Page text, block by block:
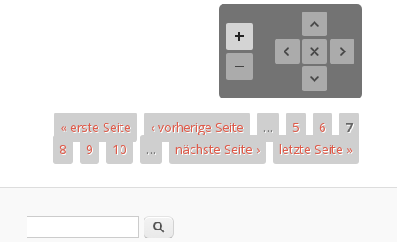
« erste Seite ‹ vorherige Seite … 5 6
7
8
9 10 … nächste Seite › letzte Seite »
Formulario de búsqueda
Buscar